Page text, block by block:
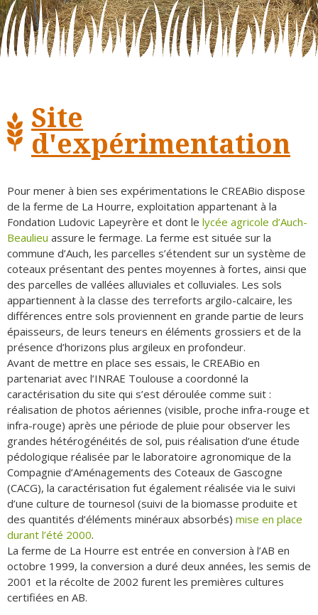
Site
d'expérimentation
Pour mener à bien ses expérimentations le CREABio dispose
de la ferme de La Hourre, exploitation appartenant à la
Fondation Ludovic Lapeyrère et dont le lycée agricole d’Auch-
Beaulieu assure le fermage. La ferme est située sur la
commune d’Auch, les parcelles s’étendent sur un système de
coteaux présentant des pentes moyennes à fortes, ainsi que
des parcelles de vallées alluviales et colluviales. Les sols
appartiennent à la classe des terreforts argilo-calcaire, les
différences entre sols proviennent en grande partie de leurs
épaisseurs, de leurs teneurs en éléments grossiers et de la
présence d’horizons plus argileux en profondeur.
Avant de mettre en place ses essais, le CREABio en
partenariat avec l’INRAE Toulouse a coordonné la
caractérisation du site qui s’est déroulée comme suit :
réalisation de photos aériennes (visible, proche infra-rouge et
infra-rouge) après une période de pluie pour observer les
grandes hétérogénéités de sol, puis réalisation d’une étude
pédologique réalisée par le laboratoire agronomique de la
Compagnie d’Aménagements des Coteaux de Gascogne
(CACG), la caractérisation fut également réalisée via le suivi
d’une culture de tournesol (suivi de la biomasse produite et
des quantités d’éléments minéraux absorbés) mise en place
durant l’été 2000.
La ferme de La Hourre est entrée en conversion à l’AB en
octobre 1999, la conversion a duré deux années, les semis de
2001 et la récolte de 2002 furent les premières cultures
certifiées en AB.